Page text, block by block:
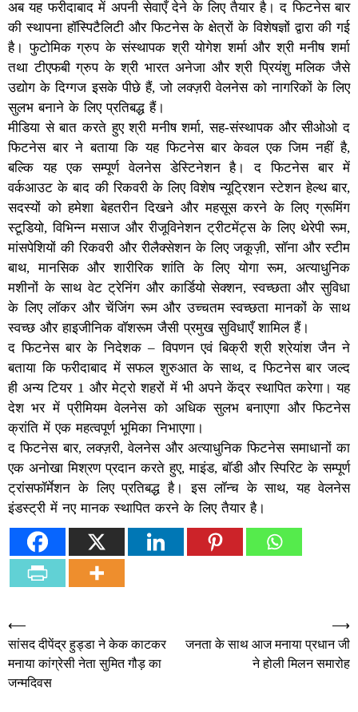
अब यह फरीदाबाद में अपनी सेवाएँ देने के लिए तैयार है। द फिटनेस बार
की स्थापना हॉस्पिटैलिटी और फिटनेस के क्षेत्रों के विशेषज्ञों द्वारा की गई
है। फुटोमिक ग्रुप के संस्थापक श्री योगेश शर्मा और श्री मनीष शर्मा
तथा टीएफबी ग्रुप के श्री भारत अनेजा और श्री प्रियंशु मलिक जैसे
उद्योग के दिग्गज इसके पीछे हैं, जो लक्ज़री वेलनेस को नागरिकों के लिए
सुलभ बनाने के लिए प्रतिबद्ध हैं।
मीडिया से बात करते हुए श्री मनीष शर्मा, सह-संस्थापक और सीओओ द
फिटनेस बार ने बताया कि यह फिटनेस बार केवल एक जिम नहीं है,
बल्कि यह एक सम्पूर्ण वेलनेस डेस्टिनेशन है। द फिटनेस बार में
वर्कआउट के बाद की रिकवरी के लिए विशेष न्यूट्रिशन स्टेशन हेल्थ बार,
सदस्यों को हमेशा बेहतरीन दिखने और महसूस करने के लिए ग्रूमिंग
स्टूडियो, विभिन्न मसाज और रीजूविनेशन ट्रीटमेंट्स के लिए थेरेपी रूम,
मांसपेशियों की रिकवरी और रीलैक्सेशन के लिए जकूज़ी, सॉना और स्टीम
बाथ, मानसिक और शारीरिक शांति के लिए योगा रूम, अत्याधुनिक
मशीनों के साथ वेट ट्रेनिंग और कार्डियो सेक्शन, स्वच्छता और सुविधा
के लिए लॉकर और चेंजिंग रूम और उच्चतम स्वच्छता मानकों के साथ
स्वच्छ और हाइजीनिक वॉशरूम जैसी प्रमुख सुविधाएँ शामिल हैं।
द फिटनेस बार के निदेशक – विपणन एवं बिक्री श्री श्रेयांश जैन ने
बताया कि फरीदाबाद में सफल शुरुआत के साथ, द फिटनेस बार जल्द
ही अन्य टियर 1 और मेट्रो शहरों में भी अपने केंद्र स्थापित करेगा। यह
देश भर में प्रीमियम वेलनेस को अधिक सुलभ बनाएगा और फिटनेस
क्रांति में एक महत्वपूर्ण भूमिका निभाएगा।
द फिटनेस बार, लक्ज़री, वेलनेस और अत्याधुनिक फिटनेस समाधानों का
एक अनोखा मिश्रण प्रदान करते हुए, माइंड, बॉडी और स्पिरिट के सम्पूर्ण
ट्रांसफॉर्मेशन के लिए प्रतिबद्ध है। इस लॉन्च के साथ, यह वेलनेस
इंडस्ट्री में नए मानक स्थापित करने के लिए तैयार है।
Post
navigation
⟵
सांसद दीपेंद्र हुड्डा ने केक काटकर
मनाया कांग्रेसी नेता सुमित गौड़ का
जन्मदिवस
जनता के साथ आज मनाया प्रधान जी
ने होली मिलन समारोह
⟶